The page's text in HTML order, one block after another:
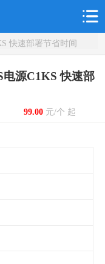
快速部署节省时间
电源C1KS 快速部
99.00元/个 起